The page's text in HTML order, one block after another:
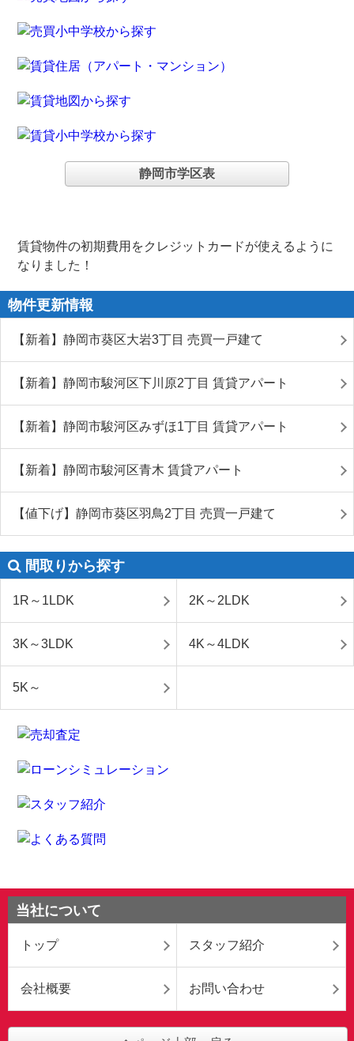
静岡市学区表
賃貸物件の初期費用をクレジットカードが使えるように
なりました！
物件更新情報
【新着】静岡市葵区大岩3丁目 売買一戸建て
【新着】静岡市駿河区下川原2丁目 賃貸アパート
【新着】静岡市駿河区みずほ1丁目 賃貸アパート
【新着】静岡市駿河区青木 賃貸アパート
【値下げ】静岡市葵区羽鳥2丁目 売買一戸建て
間取りから探す
1R～1LDK 2K～2LDK
3K～3LDK 4K～4LDK
5K～
当社について
トップ スタッフ紹介
会社概要 お問い合わせ